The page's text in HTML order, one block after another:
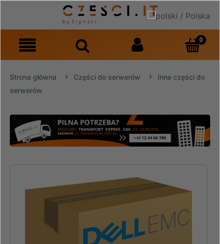
Strona główna Części do serwerów
Inne części do
serwerów